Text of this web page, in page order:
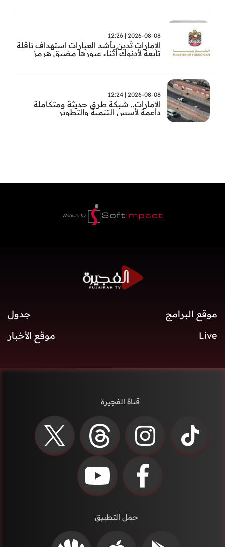
2026-08-08 | 12:26
الإمارات تُدين بأشد العبارات استهداف ناقلة
تابعة لأدنوك أثناء عبورها مضيق هرمز
2026-08-08 | 12:24
الإمارات.. شبكة طرق حديثة ومتكاملة
داعمة لأسس التنمية والتطوير
موقع البرامج
جدول
Live
موقع الأخبار
قناة الفجيرة
حمل التطبيق